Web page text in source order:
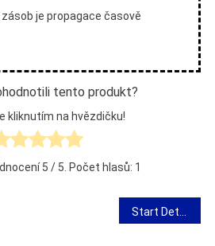
je propagace časově
tento produkt?
kliknutím na hvězdičku!
5 / 5. Počet hlasů: 1